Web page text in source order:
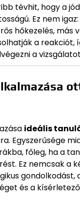
tévhit, hogy a
Ez nem
hőkezelés, más
a reakciót,
a
ideális
Egyszerűsége
főleg, ha a
Ez nemcsak a
gondolkodást,
és a